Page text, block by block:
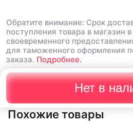
Нет в
Обратите внимание: Срок
поступления товара в магазин
своевременного
для таможенного оформления
заказа. Подробнее.
Похожие товары